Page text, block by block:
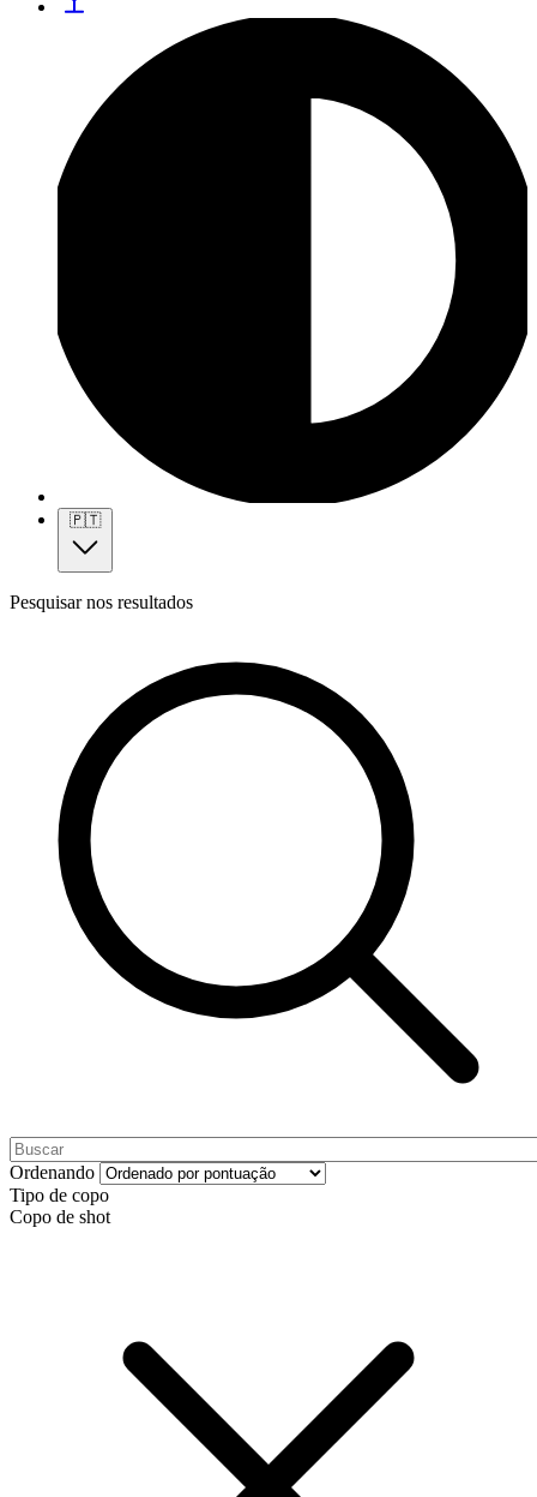
🇵🇹
Pesquisar nos resultados
Ordenando
Tipo de copo
Copo de shot